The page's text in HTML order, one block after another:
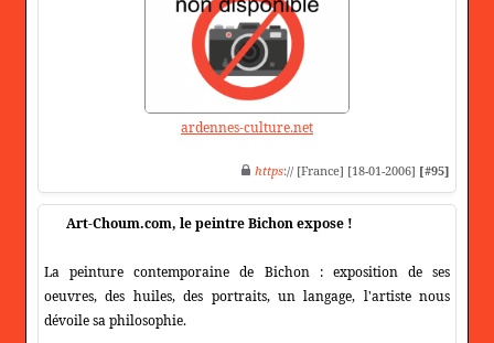
ardennes-culture.net
https:// [France] [18-01-2006] [#95]
Art-Choum.com, le peintre Bichon expose !
La peinture contemporaine de Bichon : exposition de ses
oeuvres, des huiles, des portraits, un langage, l'artiste nous
dévoile sa philosophie.